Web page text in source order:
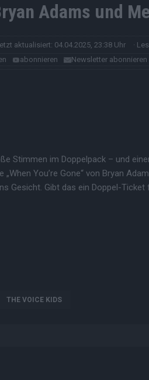
Adams und
aktualisiert: 04.04.2025, 23:38 Uhr
·
abonnieren Newsletter abonnieren
Stimmen im Doppelpack – und
You’re Gone“ von Bryan
Gesicht. Gibt das ein Doppel-Ticket
THE VOICE KIDS